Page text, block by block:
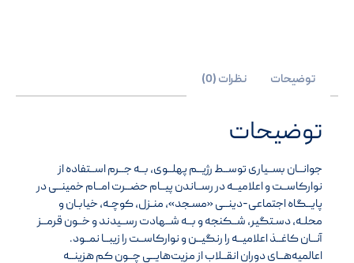
توضیحات نظرات (0)
توضیحات
جوانــان بســیاری توســط رژیــم پهلــوی، بــه جــرم اســتفاده از
نوارکاســت و اعلامیــه در رســاندن پیــام حضــرت امــام خمینــی در
پایــگاه اجتماعی-دینــی «مسـجد»، منـزل، کوچـه، خیابـان و
محلـه، دسـتگیر، شــکنجه و بــه شــهادت رســیدند و خــون قرمــز
آنــان کاغــذ اعلامیــه را رنگیــن و نوارکاســت را زیبــا نمــود.
اعالمیه‌هــای دوران انقــلاب از مزیت‌هایــی چــون کم هزینــه